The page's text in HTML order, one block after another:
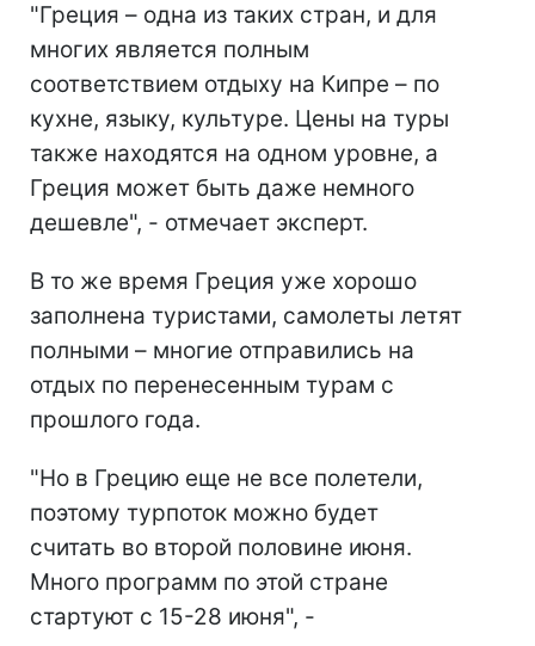
"Греция – одна из таких стран, и для
многих является полным
соответствием отдыху на Кипре – по
кухне, языку, культуре. Цены на туры
также находятся на одном уровне, а
Греция может быть даже немного
дешевле", - отмечает эксперт.
В то же время Греция уже хорошо
заполнена туристами, самолеты летят
полными – многие отправились на
отдых по перенесенным турам с
прошлого года.
"Но в Грецию еще не все полетели,
поэтому турпоток можно будет
считать во второй половине июня.
Много программ по этой стране
стартуют с 15-28 июня", -